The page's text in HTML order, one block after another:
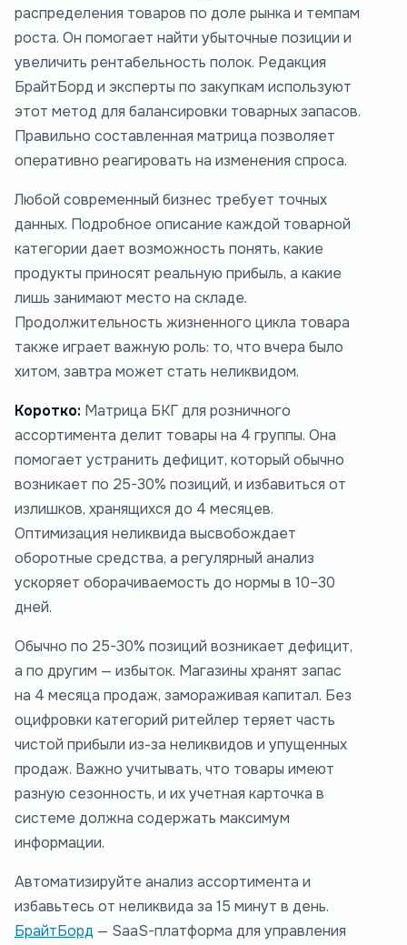
распределения товаров по доле рынка и темпам
роста. Он помогает найти убыточные позиции и
увеличить рентабельность полок. Редакция
БрайтБорд и эксперты по закупкам используют
этот метод для балансировки товарных запасов.
Правильно составленная матрица позволяет
оперативно реагировать на изменения спроса.
Любой современный бизнес требует точных
данных. Подробное описание каждой товарной
категории дает возможность понять, какие
продукты приносят реальную прибыль, а какие
лишь занимают место на складе.
Продолжительность жизненного цикла товара
также играет важную роль: то, что вчера было
хитом, завтра может стать неликвидом.
Коротко: Матрица БКГ для розничного
ассортимента делит товары на 4 группы. Она
помогает устранить дефицит, который обычно
возникает по 25-30% позиций, и избавиться от
излишков, хранящихся до 4 месяцев.
Оптимизация неликвида высвобождает
оборотные средства, а регулярный анализ
ускоряет оборачиваемость до нормы в 10–30
дней.
Обычно по 25-30% позиций возникает дефицит,
а по другим — избыток. Магазины хранят запас
на 4 месяца продаж, замораживая капитал. Без
оцифровки категорий ритейлер теряет часть
чистой прибыли из-за неликвидов и упущенных
продаж. Важно учитывать, что товары имеют
разную сезонность, и их учетная карточка в
системе должна содержать максимум
информации.
Автоматизируйте анализ ассортимента и
избавьтесь от неликвида за 15 минут в день.
БрайтБорд — SaaS-платформа для управления